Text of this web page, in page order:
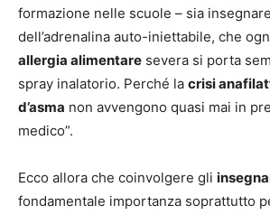
formazione nelle scuole – sia
dell’adrenalina auto-iniettabile, che
allergia alimentare severa si porta
spray inalatorio. Perché la crisi
d’asma non avvengono quasi mai in
medico”.
Ecco allora che coinvolgere gli
fondamentale importanza soprattutto